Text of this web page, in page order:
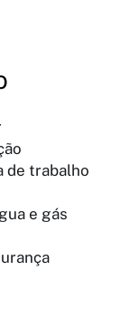
de trabalho
e gás